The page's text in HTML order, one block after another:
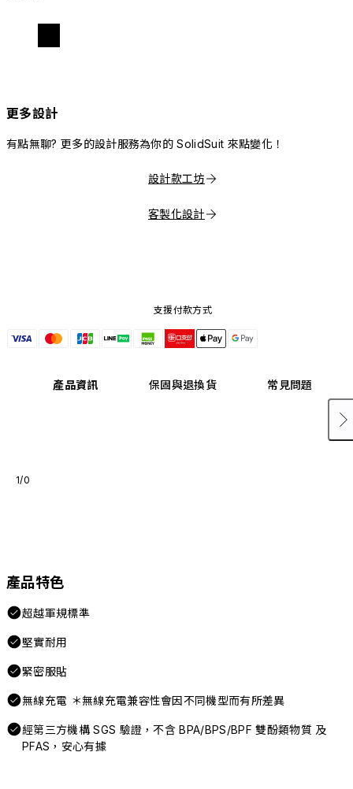
更多設計
有點無聊? 更多的設計服務為你的 SolidSuit 來點變化！
設計款工坊
客製化設計
支援付款方式
產品資訊 保固與退換貨 常見問題
1/0
產品特色
超越軍規標準
堅實耐用
緊密服貼
無線充電 ＊無線充電兼容性會因不同機型而有所差異
經第三方機構 SGS 驗證，不含 BPA/BPS/BPF 雙酚類物質 及
PFAS，安心有據